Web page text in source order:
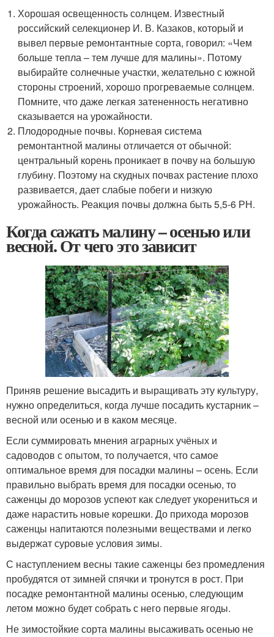
Хорошая освещенность солнцем. Известный
российский селекционер И. В. Казаков, который и
вывел первые ремонтантные сорта, говорил: «Чем
больше тепла – тем лучше для малины». Потому
выбирайте солнечные участки, желательно с южной
стороны строений, хорошо прогреваемые солнцем.
Помните, что даже легкая затененность негативно
сказывается на урожайности.
Плодородные почвы. Корневая система
ремонтантной малины отличается от обычной:
центральный корень проникает в почву на большую
глубину. Поэтому на скудных почвах растение плохо
развивается, дает слабые побеги и низкую
урожайность. Реакция почвы должна быть 5,5-6 РН.
Когда сажать малину – осенью или
весной. От чего это зависит
Приняв решение высадить и выращивать эту культуру,
нужно определиться, когда лучше посадить кустарник –
весной или осенью и в каком месяце.
Если суммировать мнения аграрных учёных и
садоводов с опытом, то получается, что самое
оптимальное время для посадки малины – осень. Если
правильно выбрать время для посадки осенью, то
саженцы до морозов успеют как следует укорениться и
даже нарастить новые корешки. До прихода морозов
саженцы напитаются полезными веществами и легко
выдержат суровые условия зимы.
С наступлением весны такие саженцы без промедления
пробудятся от зимней спячки и тронутся в рост. При
посадке ремонтантной малины осенью, следующим
летом можно будет собрать с него первые ягоды.
Не зимостойкие сорта малины высаживать осенью не